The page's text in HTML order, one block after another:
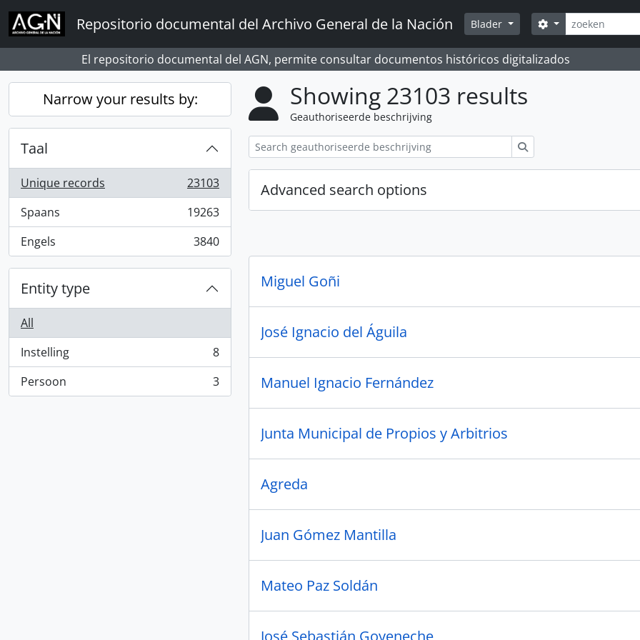
Skip to main content
Repositorio documental del Archivo General de la Nación Blader zoeken
Search options
El repositorio documental del AGN, permite consultar documentos históricos digitalizados
Narrow your results by:
Taal
Unique records
, 23103 results
23103
Spaans
, 19263 results
19263
Engels
, 3840 results 3840
Entity type
All
Instelling
, 8 results
8
Persoon
, 3 results 3
Showing 23103 results
Geauthoriseerde beschrijving
Advanced search options
Miguel Goñi
José Ignacio del Águila
Manuel Ignacio Fernández
Junta Municipal de Propios y Arbitrios
Agreda
Juan Gómez Mantilla
Mateo Paz Soldán
José Sebastián Goyeneche